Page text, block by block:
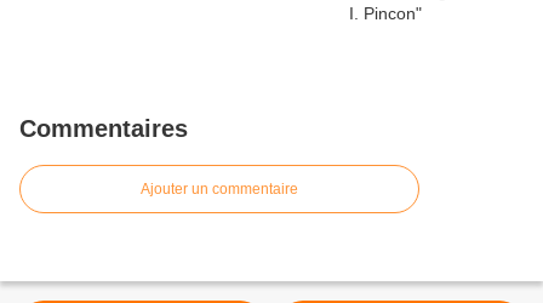
Commentaires
Ajouter un commentaire